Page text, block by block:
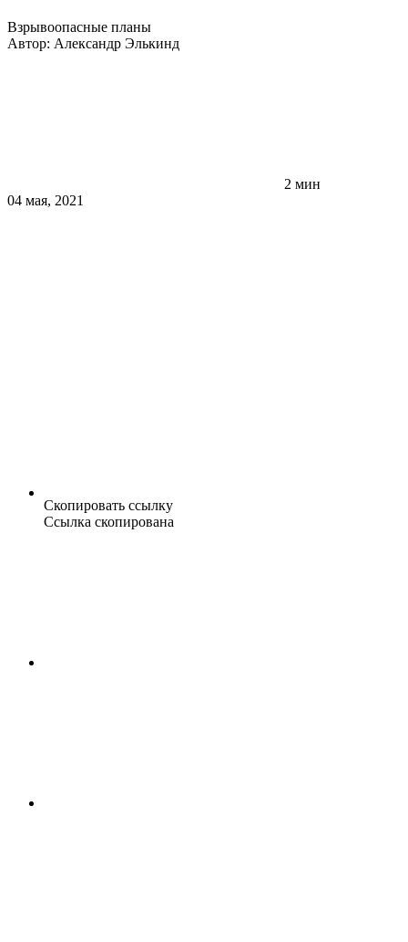
Взрывоопасные планы
Автор: Александр Элькинд
2 мин
04 мая, 2021
Скопировать ссылку
Ссылка скопирована